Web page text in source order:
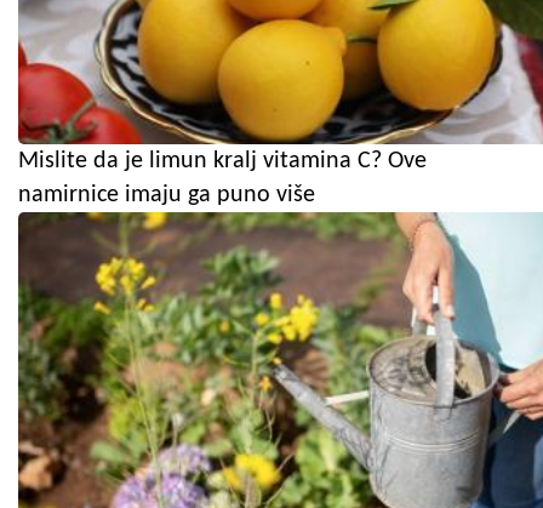
Mislite da je limun kralj vitamina C? Ove
namirnice imaju ga puno više